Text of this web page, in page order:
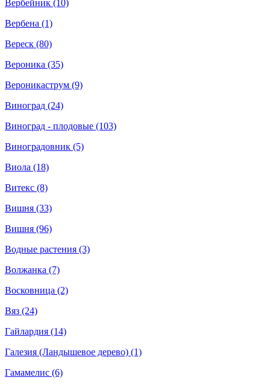
Вербейник (10)
Вербена (1)
Вереск (80)
Вероника (35)
Вероникаструм (9)
Виноград (24)
Виноград - плодовые (103)
Виноградовник (5)
Виола (18)
Витекс (8)
Вишня (33)
Вишня (96)
Водные растения (3)
Волжанка (7)
Восковница (2)
Вяз (24)
Гайлардия (14)
Галезия (Ландышевое дерево) (1)
Гамамелис (6)